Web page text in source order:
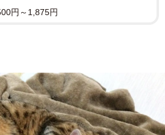
円～1,875円